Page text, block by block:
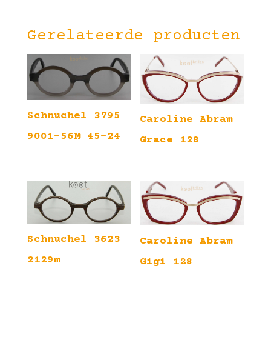
Gerelateerde producten
Schnuchel 3795
9001-56M 45-24
Caroline Abram
Grace 128
Schnuchel 3623
2129m
Caroline Abram
Gigi 128